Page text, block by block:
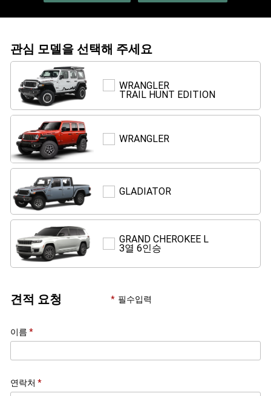
관심 모델을 선택해 주세요
WRANGLER
TRAIL HUNT EDITION
TRAIL
WRANGLER
GLADIATOR
GRAND CHEROKEE L
3열 6인승
L
견적 요청 필수입력
이름
연락처